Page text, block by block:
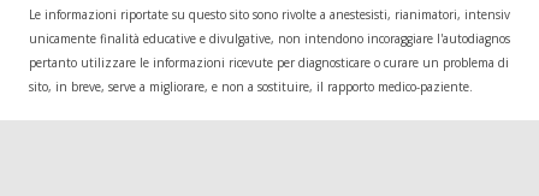
Le informazioni riportate su questo sito sono rivolte a anestesisti, rianimatori,
unicamente finalità educative e divulgative, non intendono incoraggiare l'autodiagnosi o
pertanto utilizzare le informazioni ricevute per diagnosticare o curare un problema di
sito, in breve, serve a migliorare, e non a sostituire, il rapporto medico-paziente.